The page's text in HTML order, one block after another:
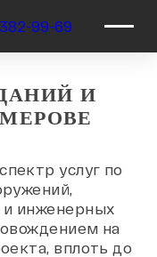
99-69
И
услуг по
и инженерных
на
вплоть до